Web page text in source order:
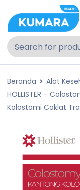
Beranda
Alat
HOLLISTER –
Kolostomi Coklat